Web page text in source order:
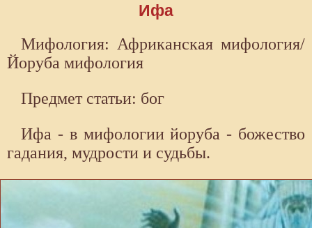
Ифа
Мифология: Африканская мифология/
Йоруба мифология
Предмет статьи: бог
Ифа - в мифологии йоруба - божество
гадания, мудрости и судьбы.